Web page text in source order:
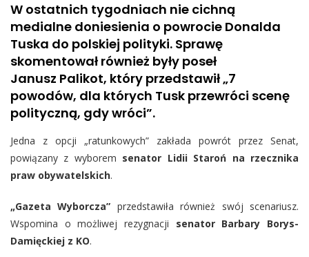
W ostatnich tygodniach nie cichną
medialne doniesienia o powrocie Donalda
Tuska do polskiej polityki. Sprawę
skomentował również były poseł
Janusz Palikot, który przedstawił „7
powodów, dla których Tusk przewróci scenę
polityczną, gdy wróci”.
Jedna z opcji „ratunkowych” zakłada powrót przez Senat,
powiązany z wyborem senator Lidii Staroń na rzecznika
praw obywatelskich.
„Gazeta Wyborcza” przedstawiła również swój scenariusz.
Wspomina o możliwej rezygnacji senator Barbary Borys-
Damięckiej z KO.